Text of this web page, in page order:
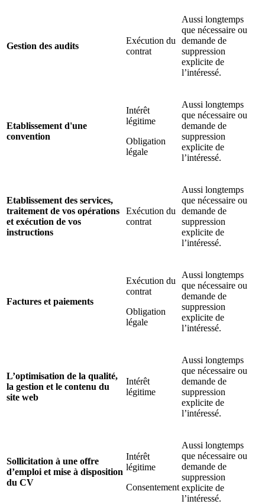
Gestion des audits
Exécution du
contrat
Aussi longtemps
que nécessaire ou
demande de
suppression
explicite de
l’intéressé.
Etablissement d'une
convention
Intérêt
légitime
Obligation
légale
Aussi longtemps
que nécessaire ou
demande de
suppression
explicite de
l’intéressé.
Etablissement des services,
traitement de vos opérations
et exécution de vos
instructions
Exécution du
contrat
Aussi longtemps
que nécessaire ou
demande de
suppression
explicite de
l’intéressé.
Factures et paiements
Exécution du
contrat
Obligation
légale
Aussi longtemps
que nécessaire ou
demande de
suppression
explicite de
l’intéressé.
L’optimisation de la qualité,
la gestion et le contenu du
site web
Intérêt
légitime
Aussi longtemps
que nécessaire ou
demande de
suppression
explicite de
l’intéressé.
Sollicitation à une offre
d’emploi et mise à disposition
du CV
Intérêt
légitime
Consentement
Aussi longtemps
que nécessaire ou
demande de
suppression
explicite de
l’intéressé.